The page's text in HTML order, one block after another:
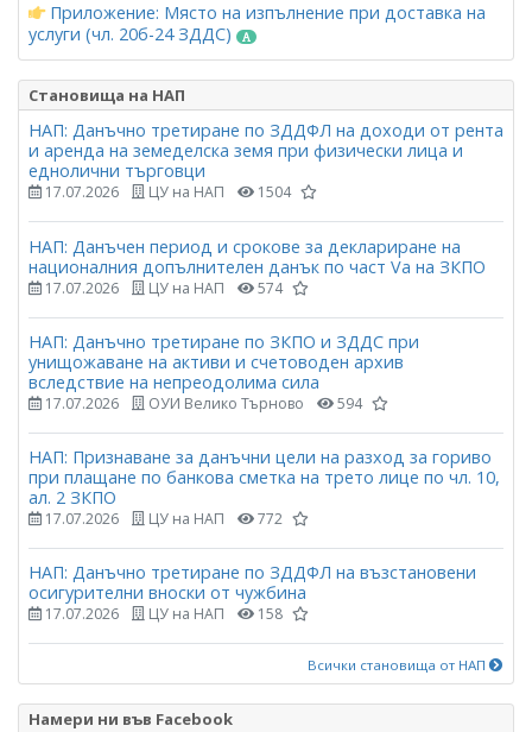
Приложение: Място на изпълнение при доставка на
услуги (чл. 20б-24 ЗДДС)
Становища на НАП
НАП: Данъчно третиране по ЗДДФЛ на доходи от рента
и аренда на земеделска земя при физически лица и
еднолични търговци
17.07.2026 ЦУ на НАП 1504
НАП: Данъчен период и срокове за деклариране на
националния допълнителен данък по част Vа на ЗКПО
17.07.2026 ЦУ на НАП 574
НАП: Данъчно третиране по ЗКПО и ЗДДС при
унищожаване на активи и счетоводен архив
вследствие на непреодолима сила
17.07.2026 ОУИ Велико Търново 594
НАП: Признаване за данъчни цели на разход за гориво
при плащане по банкова сметка на трето лице по чл. 10,
ал. 2 ЗКПО
17.07.2026 ЦУ на НАП 772
НАП: Данъчно третиране по ЗДДФЛ на възстановени
осигурителни вноски от чужбина
17.07.2026 ЦУ на НАП 158
Всички становища от НАП
Намери ни във Facebook